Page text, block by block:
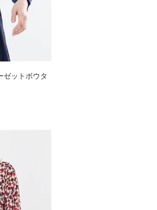
ゼットボウタ